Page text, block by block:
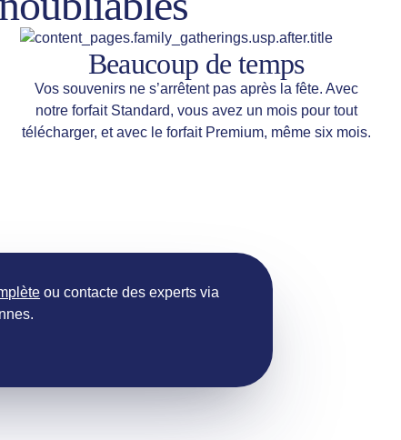
Beaucoup de temps
Vos souvenirs ne s’arrêtent pas après la fête. Avec
notre forfait Standard, vous avez un mois pour tout
télécharger, et avec le forfait Premium, même six mois.
ou contacte des experts via